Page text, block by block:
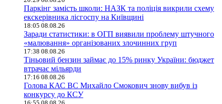
Паркінг замість школи: НАЗК та поліція викрили схему
екскерівника лісгоспу на Київщині
18:05 08.08.26
Заради статистики: в ОГП виявили проблему штучного
«малювання» організованих злочинних груп
17:38 08.08.26
Тіньовий бензин займає до 15% ринку України: бюджет
втрачає мільярди
17:16 08.08.26
Голова КАС ВС Михайло Смокович знову вибув із
конкурсу до КСУ